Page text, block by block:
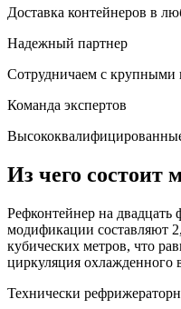
Доставка контейнеров в
Надежный партнер
Сотрудничаем с крупными
Команда экспертов
Из чего состоит
Рефконтейнер на
модификации составляют
кубических метров, что
циркуляция охлажденного
Технически